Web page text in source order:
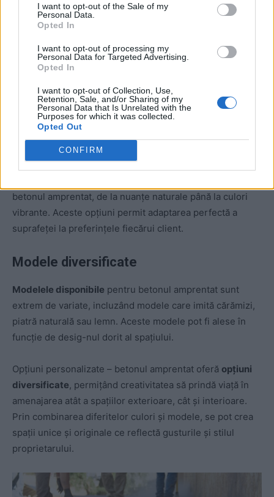
I want to opt-out of the Sale of my
Personal Data.
Opted In
I want to opt-out of processing my
Personal Data for Targeted Advertising.
Opted In
I want to opt-out of Collection, Use,
Retention, Sale, and/or Sharing of my
Personal Data that Is Unrelated with the
Purposes for which it was collected.
Opted Out
CONFIRM
betonul amprentat, de la nuanțe naturale până la culori
vibrante. Aceste opțiuni permit adaptarea perfectă a
suprafeței la preferințele fiecărui client.
Modele diversificate
Modelele disponibile pentru betonul amprentat sunt
extrem de variate, incluzând modele care imită cărămizi,
piatră naturală sau lemn. Aceste modele pot fi alese în
funcție de desig-nul dorit al spațiului.
Opțiuni personalizate – betonul amprentat oferă opțiuni
diversificate, permițând creativitatea să prindă viață în
amenajarea atât a spațiilor exterioare, cât și interioare.
Prin combinarea diferitelor culori și modele, se pot crea
spații unice și originale ce reflectă gusturile și stilul
proprietarului.